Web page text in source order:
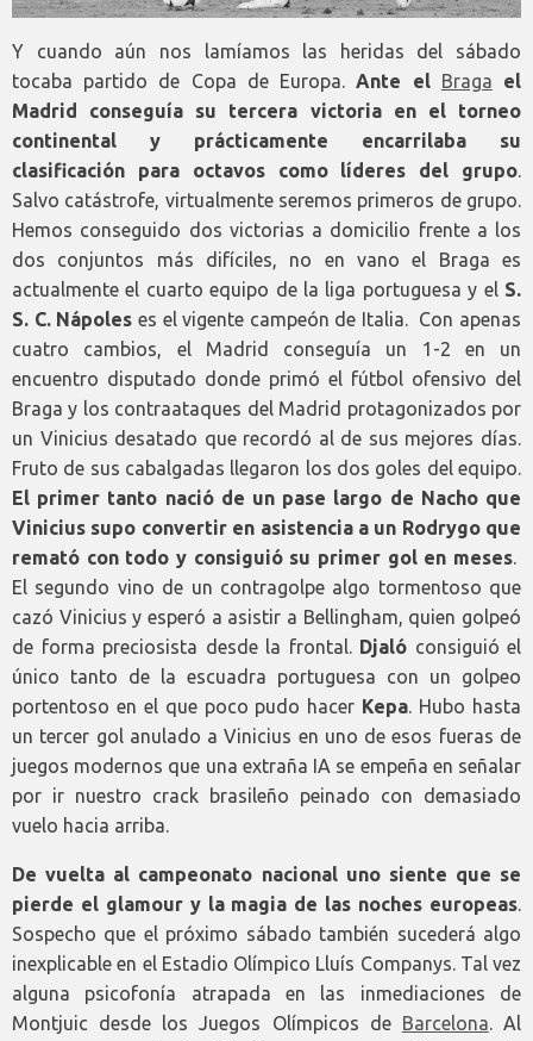
Y cuando aún nos lamíamos las heridas del sábado
tocaba partido de Copa de Europa.Ante el Braga el
Madrid conseguía su tercera victoria en el torneo
continental y prácticamente encarrilaba su
clasificación para octavos como líderes del grupo.
Salvo catástrofe, virtualmente seremos primeros de grupo.
Hemos conseguido dos victorias a domicilio frente a los
dos conjuntos más difíciles, no en vano el Braga es
actualmente el cuarto equipo de la liga portuguesa y el S.
S. C. Nápoles es el vigente campeón de Italia. Con apenas
cuatro cambios, el Madrid conseguía un 1-2 en un
encuentro disputado donde primó el fútbol ofensivo del
Braga y los contraataques del Madrid protagonizados por
un Vinicius desatado que recordó al de sus mejores días.
Fruto de sus cabalgadas llegaron los dos goles del equipo.
El primer tanto nació de un pase largo de Nacho que
Vinicius supo convertir en asistencia a un Rodrygo que
remató con todo y consiguió su primer gol en meses.
El segundo vino de un contragolpe algo tormentoso que
cazó Vinicius y esperó a asistir a Bellingham, quien golpeó
de forma preciosista desde la frontal.Djaló consiguió el
único tanto de la escuadra portuguesa con un golpeo
portentoso en el que poco pudo hacer Kepa. Hubo hasta
un tercer gol anulado a Vinicius en uno de esos fueras de
juegos modernos que una extraña IA se empeña en señalar
por ir nuestro crack brasileño peinado con demasiado
vuelo hacia arriba.
De vuelta al campeonato nacional uno siente que se
pierde el glamour y la magia de las noches europeas.
Sospecho que el próximo sábado también sucederá algo
inexplicable en el Estadio Olímpico Lluís Companys. Tal vez
alguna psicofonía atrapada en las inmediaciones de
Montjuic desde los Juegos Olímpicos de Barcelona. Al